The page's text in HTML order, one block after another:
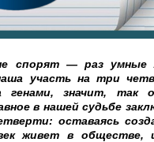
спорят — раз умные
участь на три
генами, значит, так
в нашей судьбе
оставаясь
живет в обществе,